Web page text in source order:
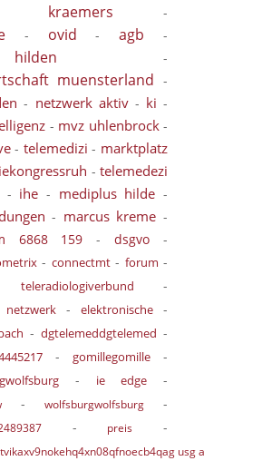
kraemers -
- ovid -agb -
-
muensterland -
- netzwerk aktiv- ki -
- mvz uhlenbrock-
- telemedizi - marktplatz
- telemedezi
ihe - mediplus hilde -
- marcus kreme -
6868 159 -dsgvo -
- connectmt- forum -
teleradiologiverbund -
netzwerk -elektronische -
-dgtelemeddgtelemed -
- gomillegomille-
- ie edge -
- wolfsburgwolfsburg -
- preis -
usg a